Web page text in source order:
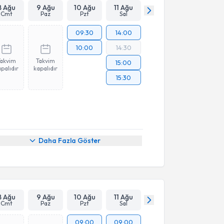
Ağu
Cmt
9 Ağu
Paz
10 Ağu
Pzt
11 Ağu
Sal
Takvim
kapalıdır
09:30
10:00
14:00
14:30
15:00
15:30
Daha Fazla Göster
Ağu
Cmt
9 Ağu
Paz
10 Ağu
Pzt
11 Ağu
Sal
09:00 09:00